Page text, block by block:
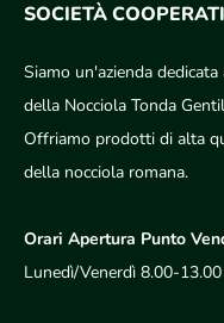
SOCIETÀ
Siamo un'azienda
della Nocciola Tonda
Offriamo prodotti di alta
della nocciola romana.
Orari Apertura Punto
Lunedì/Venerdì 8.00-